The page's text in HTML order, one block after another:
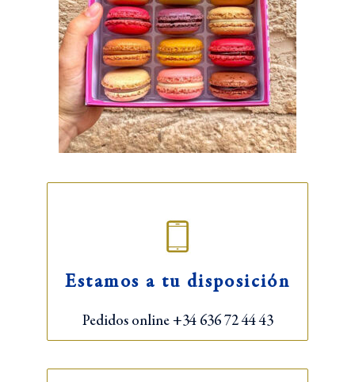
Estamos a tu disposición
Pedidos online +34 636 72 44 43